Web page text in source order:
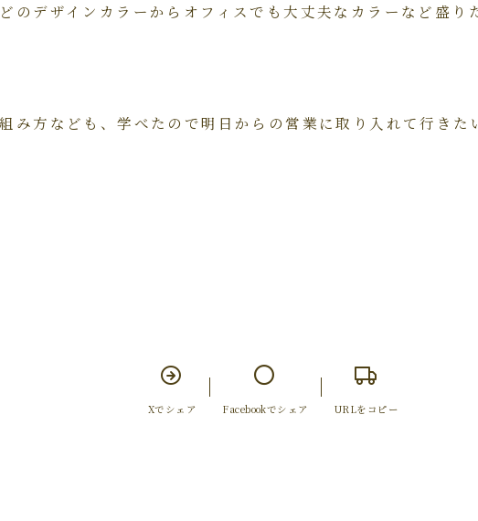
のデザインカラーからオフィスでも大丈夫なカラーなど盛り
み方なども、学べたので明日からの営業に取り入れて行きた
Xでシェア Facebookでシェア URLをコピー